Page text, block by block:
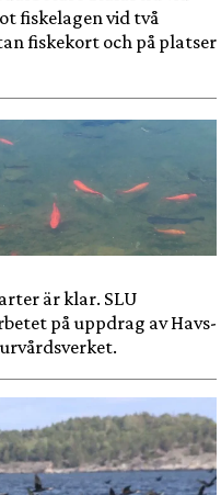
fiskelagen vid två
fiskekort och på platser
är klar. SLU
på uppdrag av Havs-